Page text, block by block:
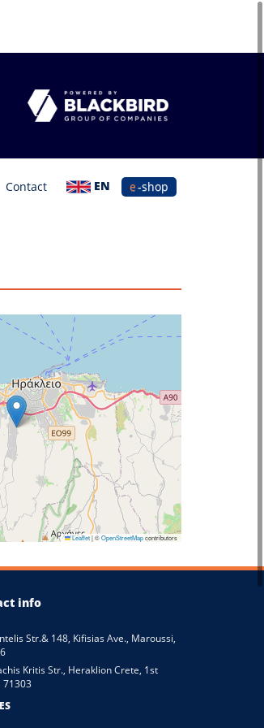
Contact EN e-shop
Leaflet|©OpenStreetMapcontributors
info
Str.& 148, Kifisias Ave., Maroussi,
Kritis Str., Heraklion Crete, 1st
71303